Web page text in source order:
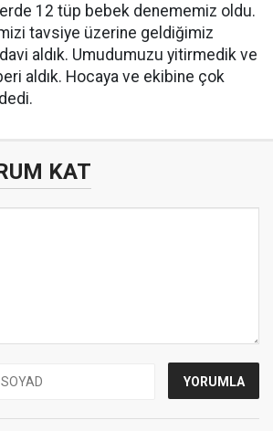
12 tüp bebek denememiz oldu.
tavsiye üzerine geldiğimiz
aldık. Umudumuzu yitirmedik ve
aldık. Hocaya ve ekibine çok
KAT